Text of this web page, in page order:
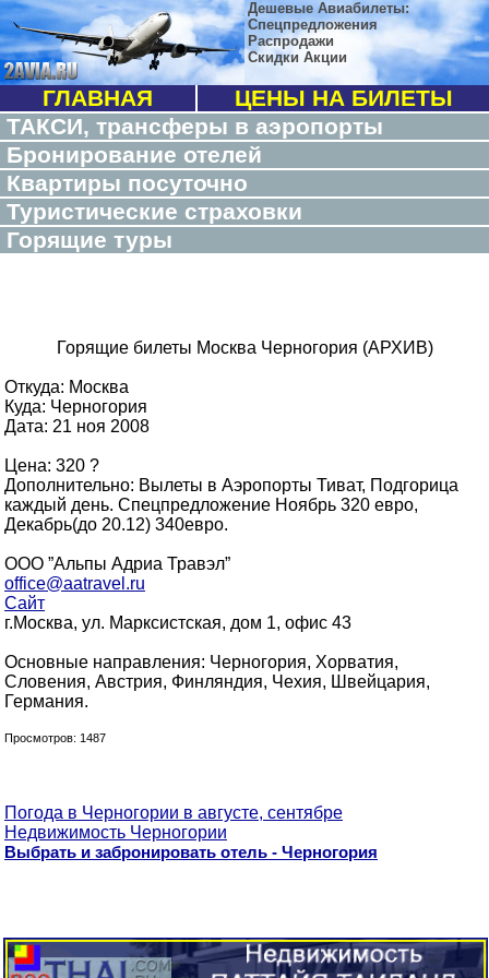
Дешевые Авиабилеты:
Спецпредложения
Распродажи
Скидки Акции
ГЛАВНАЯ
ЦЕНЫ НА БИЛЕТЫ
ТАКСИ, трансферы в аэропорты
Бронирование отелей
Квартиры посуточно
Туристические страховки
Горящие туры
Горящие билеты Москва Черногория (АРХИВ)
Откуда: Москва
Куда: Черногория
Дата: 21 ноя 2008
Цена: 320 ?
Дополнительно: Вылеты в Аэропорты Тиват, Подгорица
каждый день. Спецпредложение Ноябрь 320 евро,
Декабрь(до 20.12) 340евро.
ООО ”Альпы Адриа Травэл”
office@aatravel.ru
Сайт
г.Москва, ул. Марксистская, дом 1, офис 43
Основные направления: Черногория, Хорватия,
Словения, Австрия, Финляндия, Чехия, Швейцария,
Германия.
Просмотров: 1487
Погода в Черногории в августе, сентябре
Недвижимость Черногории
Выбрать и забронировать отель - Черногория